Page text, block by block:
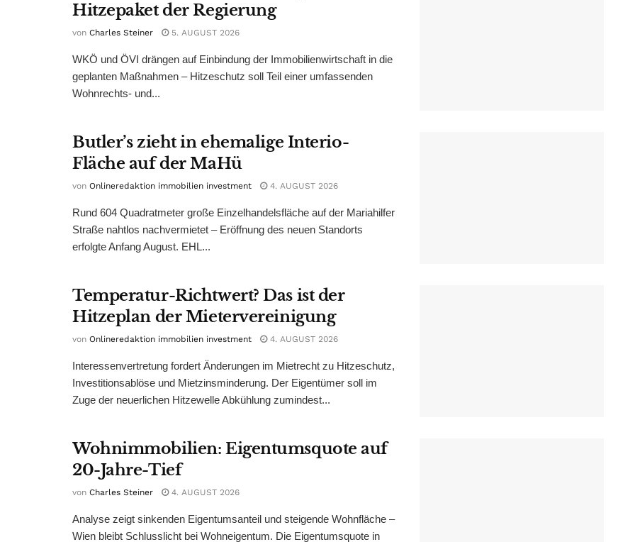
Hitzepaket der Regierung
von Charles Steiner 5. AUGUST 2026
WKÖ und ÖVI drängen auf Einbindung der Immobilienwirtschaft in die
geplanten Maßnahmen – Hitzeschutz soll Teil einer umfassenden
Wohnrechts- und...
Butler’s zieht in ehemalige Interio-
Fläche auf der MaHü
von Onlineredaktion immobilien investment 4. AUGUST 2026
Rund 604 Quadratmeter große Einzelhandelsfläche auf der Mariahilfer
Straße nahtlos nachvermietet – Eröffnung des neuen Standorts
erfolgte Anfang August. EHL...
Temperatur-Richtwert? Das ist der
Hitzeplan der Mietervereinigung
von Onlineredaktion immobilien investment 4. AUGUST 2026
Interessenvertretung fordert Änderungen im Mietrecht zu Hitzeschutz,
Investitionsablöse und Mietzinsminderung. Der Eigentümer soll im
Zuge der neuerlichen Hitzewelle Abkühlung zumindest...
Wohnimmobilien: Eigentumsquote auf
20-Jahre-Tief
von Charles Steiner 4. AUGUST 2026
Analyse zeigt sinkenden Eigentumsanteil und steigende Wohnfläche –
Wien bleibt Schlusslicht bei Wohneigentum. Die Eigentumsquote in